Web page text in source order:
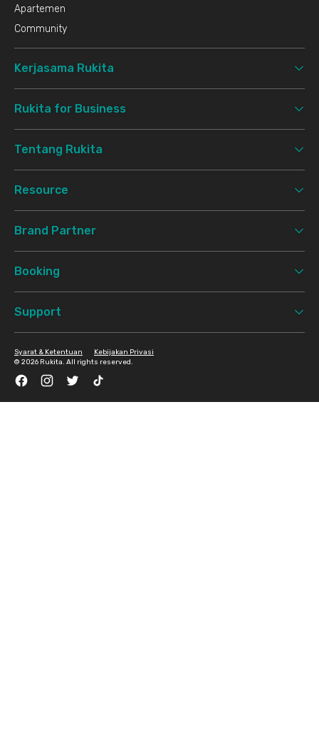
Apartemen
Community
Kerjasama Rukita
Rukita for Business
Tentang Rukita
Resource
Brand Partner
Booking
Support
© 2026 Rukita. All rights reserved.
Syarat & Ketentuan Kebijakan Privasi
FacebookInstagramTwitter TikTok